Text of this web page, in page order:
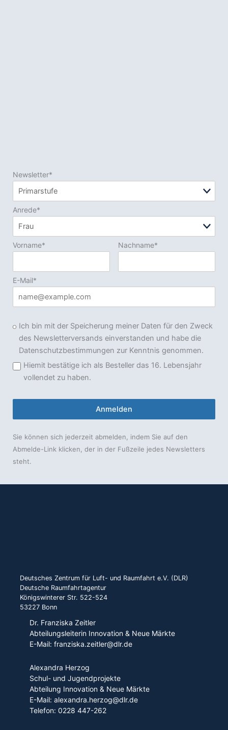
Newsletter*
Anrede*
Vorname* Nachname*
E-Mail*
Ich bin mit der Speicherung meiner Daten für den Zweck
des Newsletterversands einverstanden und habe die
Datenschutzbestimmungen zur Kenntnis genommen.
Hiemit bestätige ich als Besteller das 16. Lebensjahr
vollendet zu haben.
Anmelden
Sie können sich jederzeit abmelden, indem Sie auf den
Abmelde-Link klicken, der in der Fußzeile jedes Newsletters
steht.
Deutsches Zentrum für Luft- und Raumfahrt e.V. (DLR)
Deutsche Raumfahrtagentur
Königswinterer Str. 522-524
53227 Bonn
Dr. Franziska Zeitler
Abteilungsleiterin Innovation & Neue Märkte
E-Mail: franziska.zeitler@dlr.de
Alexandra Herzog
Schul- und Jugendprojekte
Abteilung Innovation & Neue Märkte
E-Mail: alexandra.herzog@dlr.de
Telefon: 0228 447-262